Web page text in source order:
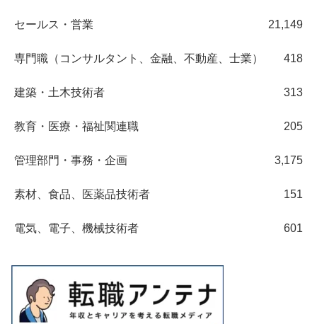
セールス・営業 21,149
専門職（コンサルタント、金融、不動産、士業） 418
建築・土木技術者 313
教育・医療・福祉関連職 205
管理部門・事務・企画 3,175
素材、食品、医薬品技術者 151
電気、電子、機械技術者 601